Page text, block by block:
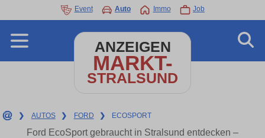
Event Auto Immo Job
ANZEIGEN
MARKT-
STRALSUND
❯ AUTOS ❯ FORD ❯ ECOSPORT
Ford EcoSport gebraucht in Stralsund entdecken –